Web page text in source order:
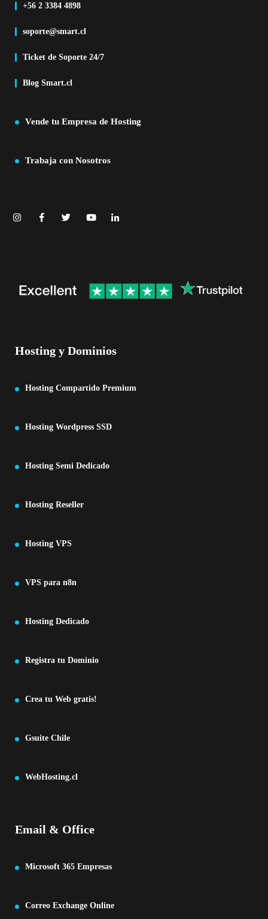
+56 2 3384 4898
soporte@smart.cl
Ticket de Soporte 24/7
Blog Smart.cl
Vende tu Empresa de Hosting
Trabaja con Nosotros
Hosting y Dominios
Hosting Compartido Premium
Hosting Wordpress SSD
Hosting Semi Dedicado
Hosting Reseller
Hosting VPS
VPS para n8n
Hosting Dedicado
Registra tu Dominio
Crea tu Web gratis!
Gsuite Chile
WebHosting.cl
Email & Office
Microsoft 365 Empresas
Correo Exchange Online